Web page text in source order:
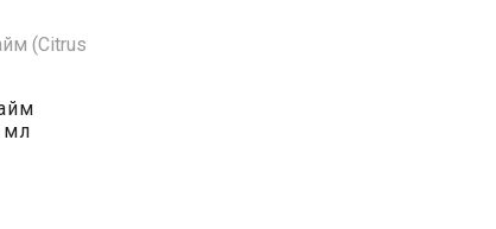
мл